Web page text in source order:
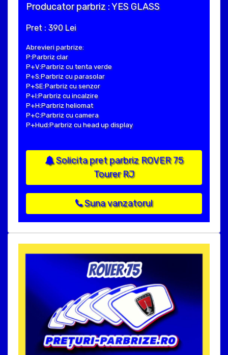
Producator parbriz : YES GLASS
Pret : 390 Lei
Abrevieri parbrize:
P:Parbriz clar
P+V:Parbriz cu tenta verde
P+S:Parbriz cu parasolar
P+SE:Parbriz cu senzor
P+I:Parbriz cu incalzire
P+H:Parbriz heliomat
P+C:Parbriz cu camera
P+Hud:Parbriz cu head up display
Solicita pret parbriz ROVER 75
Tourer RJ
Suna vanzatorul